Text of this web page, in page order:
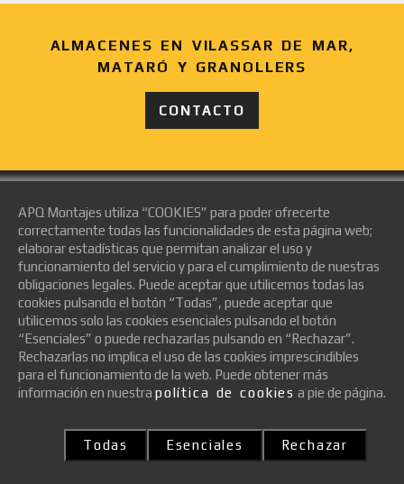
ALMACENES EN VILASSAR DE MAR,
MATARÓ Y GRANOLLERS
CONTACTO
SUBVENCIONADO POR
APQ Montajes utiliza “COOKIES” para poder ofrecerte
correctamente todas las funcionalidades de esta página web;
elaborar estadísticas que permitan analizar el uso y
funcionamiento del servicio y para el cumplimiento de nuestras
obligaciones legales. Puede aceptar que utilicemos todas las
cookies pulsando el botón “Todas”, puede aceptar que
utilicemos solo las cookies esenciales pulsando el botón
“Esenciales” o puede rechazarlas pulsando en “Rechazar”.
Rechazarlas no implica el uso de las cookies imprescindibles
para el funcionamiento de la web. Puede obtener más
información en nuestra política de cookies a pie de página.
Todas Esenciales Rechazar